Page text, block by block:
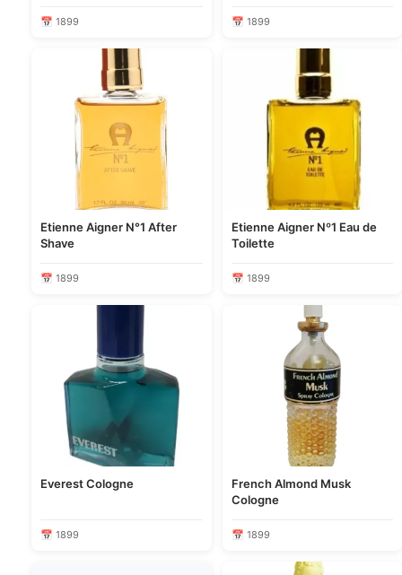
📅 1899 📅 1899
Etienne Aigner N°1 After
Shave
📅 1899
Etienne Aigner Nº1 Eau de
Toilette
📅 1899
Everest Cologne
📅 1899
French Almond Musk
Cologne
📅 1899